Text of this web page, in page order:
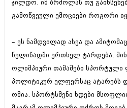
მარტი 2014 (413)
თებერვალი 2014 (318)
ნოემბერი 2013 (279)
ოქტომბერი 2013 (256)
აგვისტო 2013 (89)
ივლისი 2013 (182)
ივნისი 2013 (212)
მაისი 2013 (259)
ჯილდო. იმ ბრძოლას თუ
გამოწვეული ემოციები როგორი
– ეს ნამდვილად ასეა და
წელიწადში ერთხელ ტარდება.
ოლიმპიური თამაშები
პოლიტიკურ ელფერსაც ატარებს
ომია. სპორტსმენი ხდები